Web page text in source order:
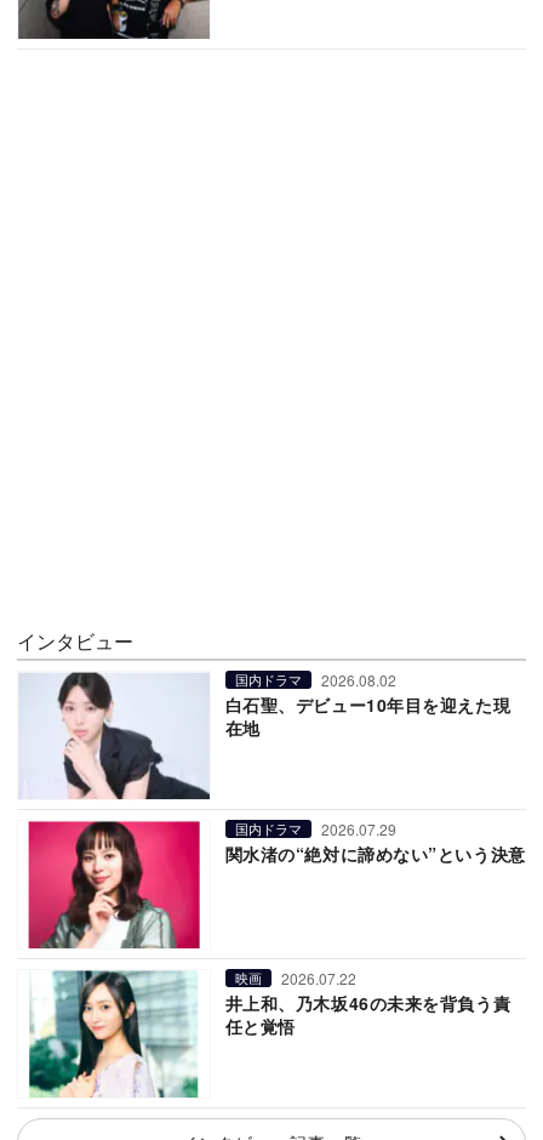
インタビュー
国内ドラマ 2026.08.02
白石聖、デビュー10年目を迎えた現
在地
国内ドラマ 2026.07.29
関水渚の“絶対に諦めない”という決意
映画 2026.07.22
井上和、乃木坂46の未来を背負う責
任と覚悟